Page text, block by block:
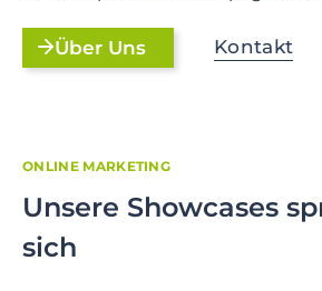
Über Uns Kontakt
ONLINE MARKETING
Unsere Showcases
sich